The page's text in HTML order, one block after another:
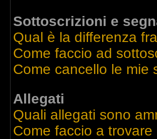
Sottoscrizioni e
Qual è la differenza
Come faccio ad
Come cancello le mie
Allegati
Quali allegati sono
Come faccio a